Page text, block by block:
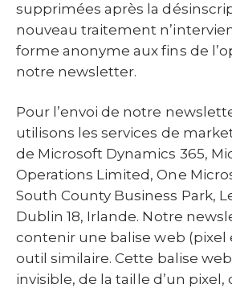
supprimées après la
nouveau traitement
forme anonyme aux fins de
notre newsletter.
Pour l’envoi de notre
utilisons les services de
de Microsoft Dynamics 365,
Operations Limited, One
South County Business Park,
Dublin 18, Irlande. Notre
contenir une balise web (pixel
outil similaire. Cette balise
invisible, de la taille d’un pixel,